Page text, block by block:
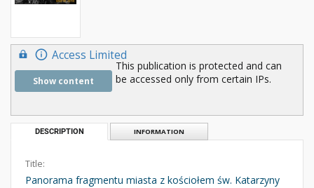
Access Limited
Show content
This publication is protected and can
be accessed only from certain IPs.
DESCRIPTION INFORMATION
Title:
Panorama fragmentu miasta z kościołem św. Katarzyny